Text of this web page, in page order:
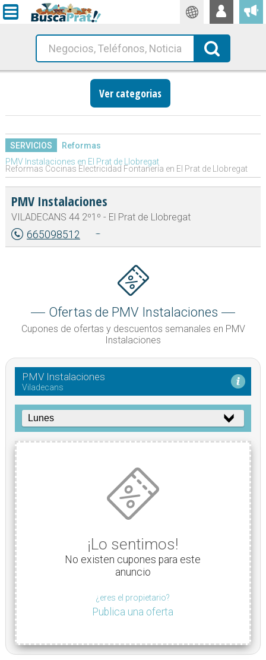
Traductor
Busca!
Ver categorias
SERVICIOS
Reformas
PMV Instalaciones en El Prat de Llobregat
Reformas Cocinas Electricidad Fontanería en El Prat de Llobregat
PMV Instalaciones
VILADECANS 44 2º1º - El Prat de Llobregat
665098512
Ofertas de PMV Instalaciones
Cupones de ofertas y descuentos semanales en PMV
Instalaciones
PMV Instalaciones
Viladecans
¡Lo sentimos!
No existen cupones para este
anuncio
¿eres el propietario?
Publica una oferta